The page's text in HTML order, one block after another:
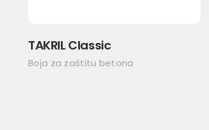
TAKRIL Classic
Boja za zaštitu betona